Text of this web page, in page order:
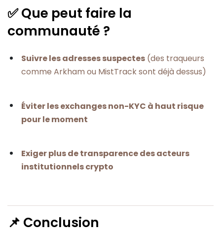
✅ Que peut faire la
communauté ?
Suivre les adresses suspectes (des traqueurs
comme Arkham ou MistTrack sont déjà dessus)
Éviter les exchanges non-KYC à haut risque
pour le moment
Exiger plus de transparence des acteurs
institutionnels crypto
📌 Conclusion